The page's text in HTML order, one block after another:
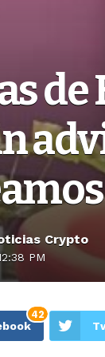
Crypto
PM
42